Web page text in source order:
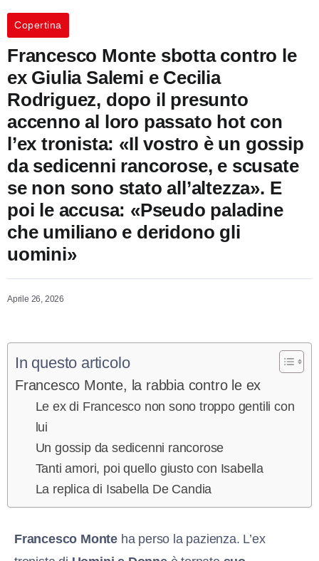
Copertina
Francesco Monte sbotta contro le
ex Giulia Salemi e Cecilia
Rodriguez, dopo il presunto
accenno al loro passato hot con
l’ex tronista: «Il vostro è un gossip
da sedicenni rancorose, e scusate
se non sono stato all’altezza». E
poi le accusa: «Pseudo paladine
che umiliano e deridono gli
uomini»
Aprile 26, 2026
In questo articolo
Francesco Monte, la rabbia contro le ex
Le ex di Francesco non sono troppo gentili con
lui
Un gossip da sedicenni rancorose
Tanti amori, poi quello giusto con Isabella
La replica di Isabella De Candia
Francesco Monte ha perso la pazienza. L’ex